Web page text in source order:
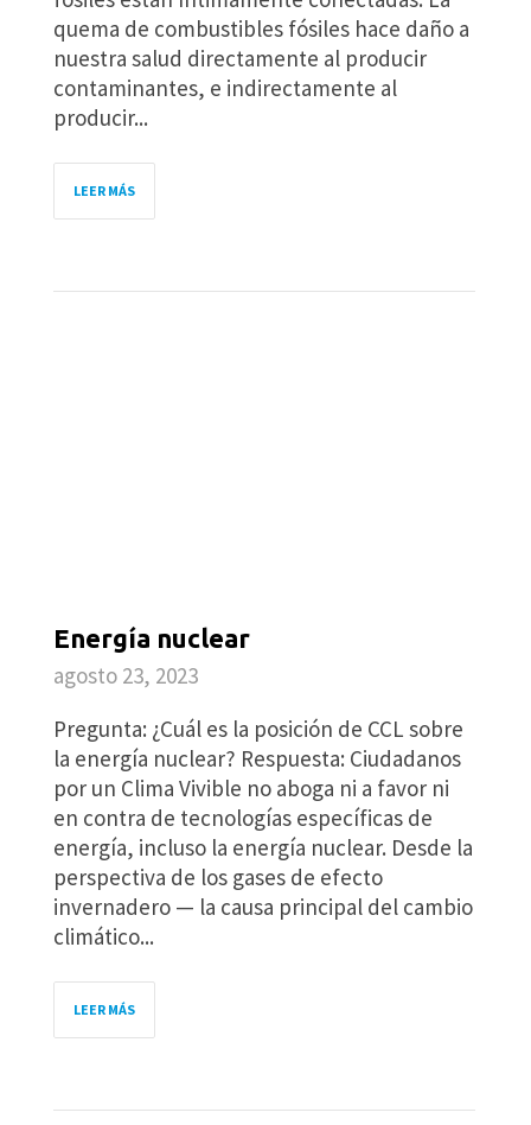
quema de combustibles fósiles hace daño a
nuestra salud directamente al producir
contaminantes, e indirectamente al
producir...
LEER MÁS
Energía nuclear
agosto 23, 2023
Pregunta: ¿Cuál es la posición de CCL sobre
la energía nuclear? Respuesta: Ciudadanos
por un Clima Vivible no aboga ni a favor ni
en contra de tecnologías específicas de
energía, incluso la energía nuclear. Desde la
perspectiva de los gases de efecto
invernadero — la causa principal del cambio
climático...
LEER MÁS